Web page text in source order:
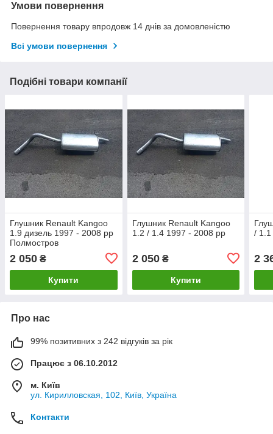
Умови повернення
Повернення товару впродовж 14 днів за домовленістю
Всі умови повернення
Подібні товари компанії
Глушник Renault Kangoo
1.9 дизель 1997 - 2008 рр
Полмостров
2 050 ₴
Купити
Глушник Renault Kangoo
1.2 / 1.4 1997 - 2008 рр
2 050₴
Купити
/
2
Про нас
99% позитивних з 242 відгуків за рік
Працює з 06.10.2012
м. Київ
ул. Кирилловская, 102, Київ, Україна
Контакти